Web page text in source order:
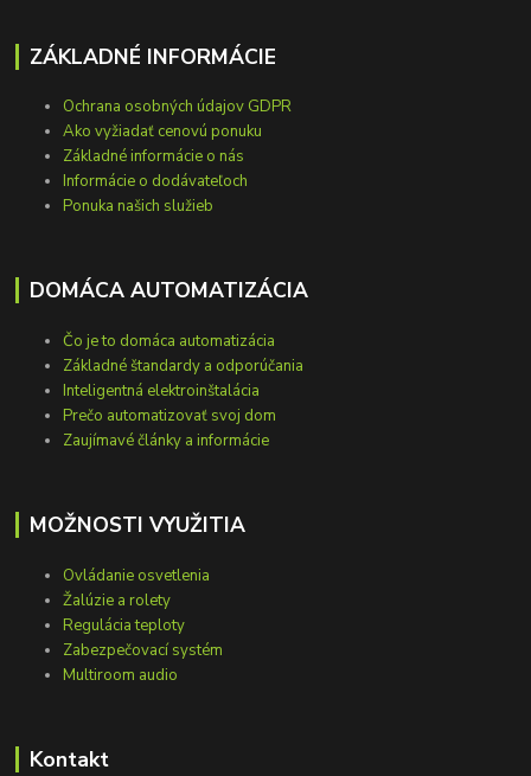
ZÁKLADNÉ INFORMÁCIE
Ochrana osobných údajov GDPR
Ako vyžiadať cenovú ponuku
Základné informácie o nás
Informácie o dodávateľoch
Ponuka našich služieb
DOMÁCA AUTOMATIZÁCIA
Čo je to domáca automatizácia
Základné štandardy a odporúčania
Inteligentná elektroinštalácia
Prečo automatizovať svoj dom
Zaujímavé články a informácie
MOŽNOSTI VYUŽITIA
Ovládanie osvetlenia
Žalúzie a rolety
Regulácia teploty
Zabezpečovací systém
Multiroom audio
Kontakt